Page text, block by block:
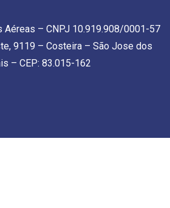
Aéreas – CNPJ 10.919.908/0001-57
9119 – Costeira – São Jose dos
– CEP: 83.015-162